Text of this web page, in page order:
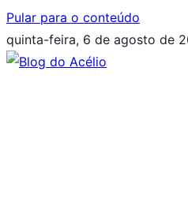
Pular para o conteúdo
quinta-feira, 6 de agosto de